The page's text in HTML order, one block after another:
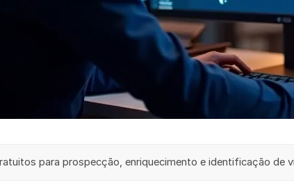
para prospecção, enriquecimento e identificação de